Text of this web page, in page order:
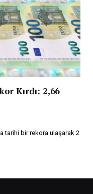
Kırdı: 2,66
tarihi bir rekora ulaşarak 2